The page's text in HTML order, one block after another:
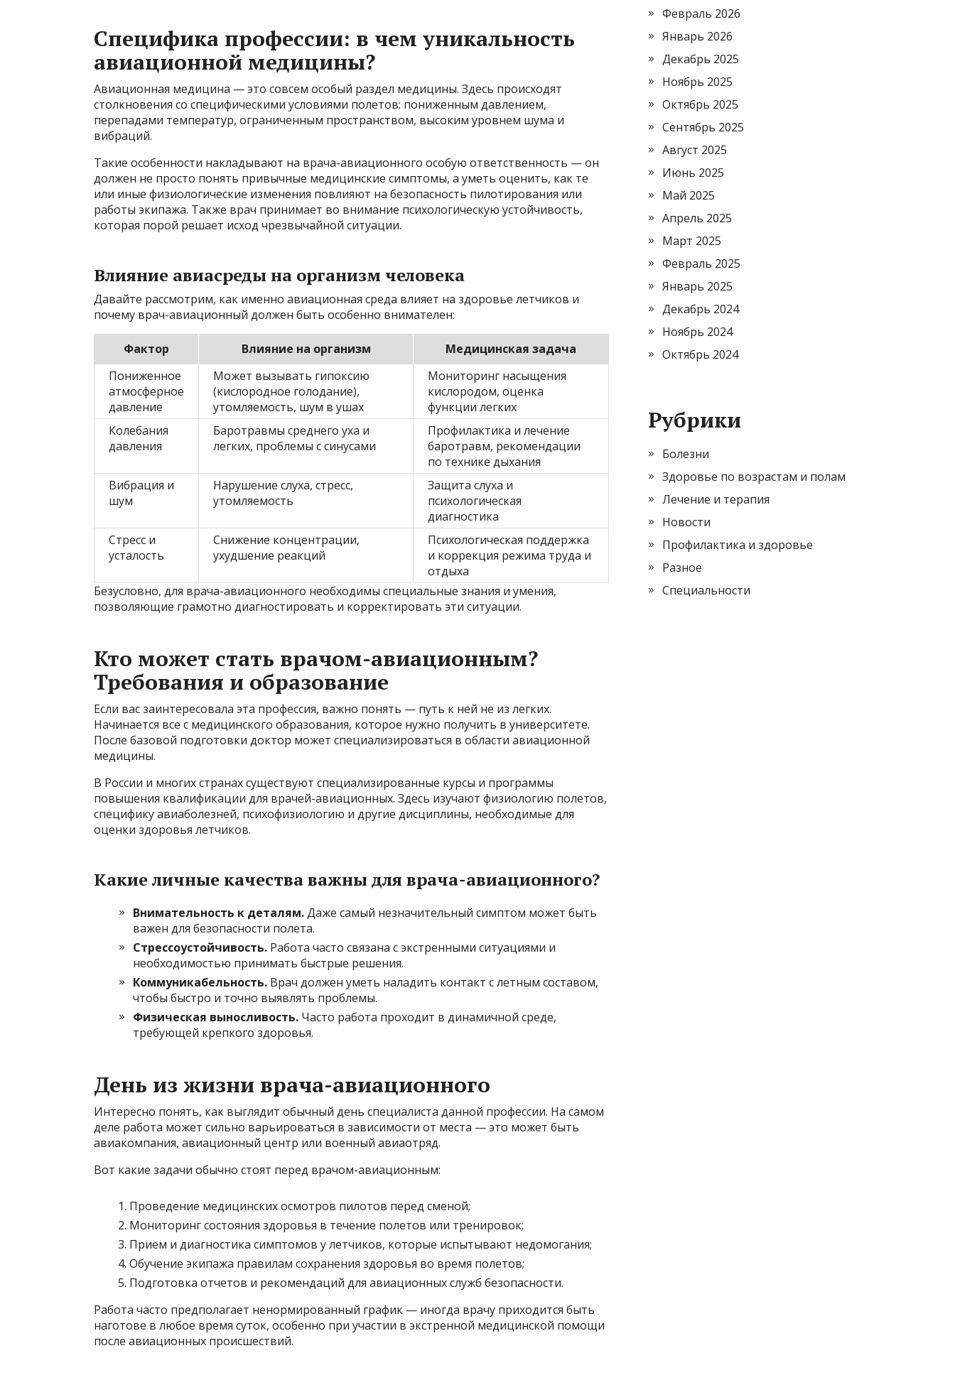
Специфика профессии: в чем уникальность
авиационной медицины?
Авиационная медицина — это совсем особый раздел медицины. Здесь происходят
столкновения со специфическими условиями полетов: пониженным давлением,
перепадами температур, ограниченным пространством, высоким уровнем шума и
вибраций.
Такие особенности накладывают на врача-авиационного особую ответственность — он
должен не просто понять привычные медицинские симптомы, а уметь оценить, как те
или иные физиологические изменения повлияют на безопасность пилотирования или
работы экипажа. Также врач принимает во внимание психологическую устойчивость,
которая порой решает исход чрезвычайной ситуации.
Влияние авиасреды на организм человека
Давайте рассмотрим, как именно авиационная среда влияет на здоровье летчиков и
почему врач-авиационный должен быть особенно внимателен:
Фактор Влияние на организм
Медицинская задача
Пониженное
атмосферное
давление
Может вызывать гипоксию
(кислородное голодание),
утомляемость, шум в ушах
Мониторинг насыщения
кислородом, оценка
функции легких
Колебания
давления
Баротравмы среднего уха и
легких, проблемы с синусами
Профилактика и лечение
баротравм, рекомендации
по технике дыхания
Вибрация и
шум
Нарушение слуха, стресс,
утомляемость
Защита слуха и
психологическая
диагностика
Стресс и
усталость
Снижение концентрации,
ухудшение реакций
Психологическая поддержка
и коррекция режима труда и
отдыха
Безусловно, для врача-авиационного необходимы специальные знания и умения,
позволяющие грамотно диагностировать и корректировать эти ситуации.
Кто может стать врачом-авиационным?
Требования и образование
Если вас заинтересовала эта профессия, важно понять — путь к ней не из легких.
Начинается все с медицинского образования, которое нужно получить в университете.
После базовой подготовки доктор может специализироваться в области авиационной
медицины.
В России и многих странах существуют специализированные курсы и программы
повышения квалификации для врачей-авиационных. Здесь изучают физиологию полетов,
специфику авиаболезней, психофизиологию и другие дисциплины, необходимые для
оценки здоровья летчиков.
Какие личные качества важны для врача-авиационного?
Внимательность к деталям.Даже самый незначительный симптом может быть
важен для безопасности полета.
Стрессоустойчивость. Работа часто связана с экстренными ситуациями и
необходимостью принимать быстрые решения.
Коммуникабельность. Врач должен уметь наладить контакт с летным составом,
чтобы быстро и точно выявлять проблемы.
Физическая выносливость. Часто работа проходит в динамичной среде,
требующей крепкого здоровья.
День из жизни врача-авиационного
Интересно понять, как выглядит обычный день специалиста данной профессии. На самом
деле работа может сильно варьироваться в зависимости от места — это может быть
авиакомпания, авиационный центр или военный авиаотряд.
Вот какие задачи обычно стоят перед врачом-авиационным:
Проведение медицинских осмотров пилотов перед сменой;
Мониторинг состояния здоровья в течение полетов или тренировок;
Прием и диагностика симптомов у летчиков, которые испытывают недомогания;
Обучение экипажа правилам сохранения здоровья во время полетов;
Подготовка отчетов и рекомендаций для авиационных служб безопасности.
Работа часто предполагает ненормированный график — иногда врачу приходится быть
наготове в любое время суток, особенно при участии в экстренной медицинской помощи
после авиационных происшествий.
Февраль 2026
Январь 2026
Декабрь 2025
Ноябрь 2025
Октябрь 2025
Сентябрь 2025
Август 2025
Июнь 2025
Май 2025
Апрель 2025
Март 2025
Февраль 2025
Январь 2025
Декабрь 2024
Ноябрь 2024
Октябрь 2024
Рубрики
Болезни
Здоровье по возрастам и полам
Лечение и терапия
Новости
Профилактика и здоровье
Разное
Специальности